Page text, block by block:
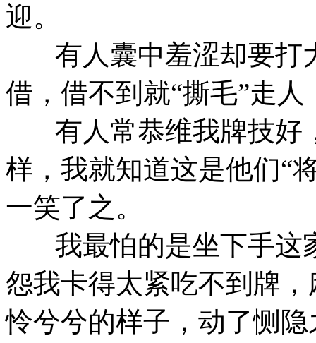
迎。
有人囊中羞涩却要打
借，借不到就“撕毛”走
有人常恭维我牌技好
样，我就知道这是他们“
一笑了之。
我最怕的是坐下手这
怨我卡得太紧吃不到牌
怜兮兮的样子，动了恻